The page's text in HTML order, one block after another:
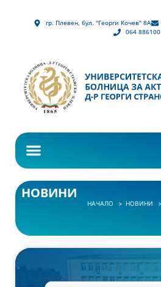
гр. Плевен, бул. "Георги Кочев" 8А
064 886100
НОВИНИ
НАЧАЛО НОВИНИ